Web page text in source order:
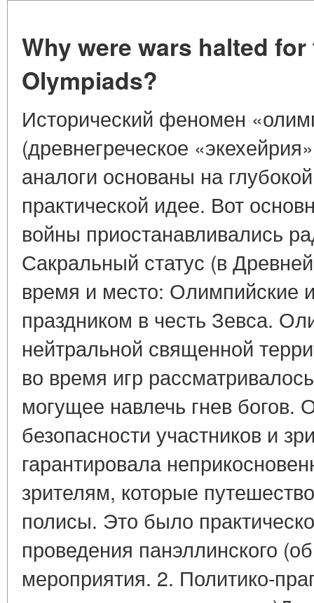
Why were wars halted
Olympiads?
Исторический феномен
(древнегреческое
аналоги основаны на
практической идее. Вот
войны приостанавливались
Сакральный статус (в
время и место: Олимпийские
праздником в честь Зевса.
нейтральной священной
во время игр
могущее навлечь гнев богов.
безопасности участников и
гарантировала
зрителям, которые
полисы. Это было
проведения панэллинского
мероприятия. 2. Политико-